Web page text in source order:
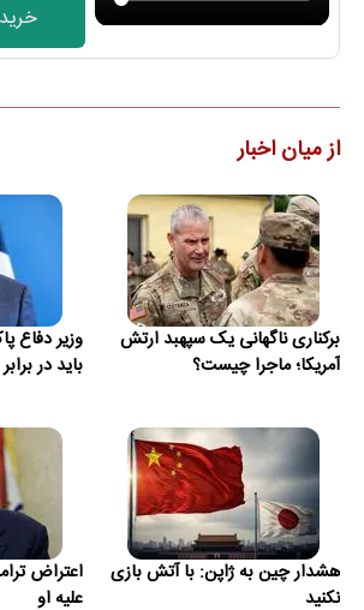
از میان اخبار
برکناری ناگهانی یک سپهبد ارتش
آمریکا؛ ماجرا چیست؟
وزیر دفاع
باید در
هشدار چین به ژاپن: با آتش بازی
نکنید
اعتراض
علیه او